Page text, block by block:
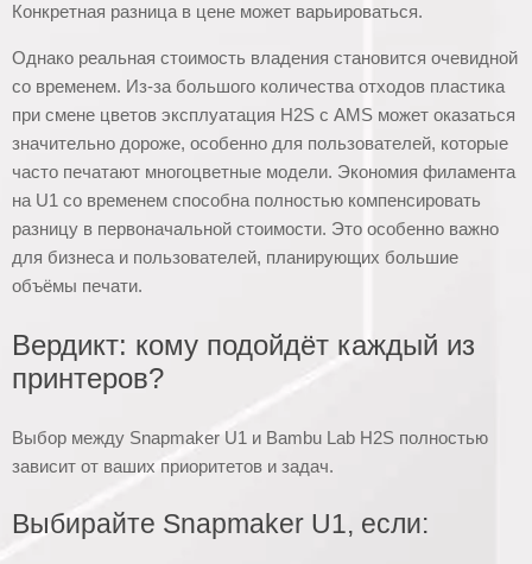
Конкретная разница в цене может варьироваться.
Однако реальная стоимость владения становится очевидной
со временем. Из-за большого количества отходов пластика
при смене цветов эксплуатация H2S с AMS может оказаться
значительно дороже, особенно для пользователей, которые
часто печатают многоцветные модели. Экономия филамента
на U1 со временем способна полностью компенсировать
разницу в первоначальной стоимости. Это особенно важно
для бизнеса и пользователей, планирующих большие
объёмы печати.
Вердикт: кому подойдёт каждый из
принтеров?
Выбор между Snapmaker U1 и Bambu Lab H2S полностью
зависит от ваших приоритетов и задач.
Выбирайте Snapmaker U1, если: